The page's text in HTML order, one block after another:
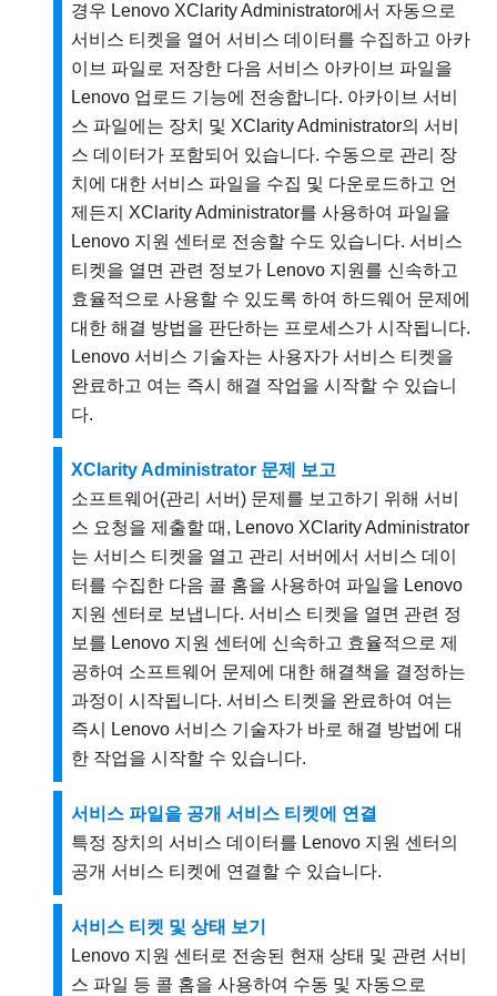
경우 Lenovo XClarity Administrator에서 자동으로
서비스 티켓을 열어 서비스 데이터를 수집하고 아카
이브 파일로 저장한 다음 서비스 아카이브 파일을
Lenovo 업로드 기능에 전송합니다. 아카이브 서비
스 파일에는 장치 및 XClarity Administrator의 서비
스 데이터가 포함되어 있습니다. 수동으로 관리 장
치에 대한 서비스 파일을 수집 및 다운로드하고 언
제든지 XClarity Administrator를 사용하여 파일을
Lenovo 지원 센터 로 전송할 수도 있습니다. 서비스
티켓을 열면 관련 정보가 Lenovo 지원 를 신속하고
효율적으로 사용할 수 있도록 하여 하드웨어 문제에
대한 해결 방법을 판단하는 프로세스가 시작됩니다.
Lenovo 서비스 기술자는 사용자가 서비스 티켓을
완료하고 여는 즉시 해결 작업을 시작할 수 있습니
다.
XClarity Administrator 문제 보고
소프트웨어(관리 서버) 문제를 보고하기 위해 서비
스 요청을 제출할 때, Lenovo XClarity Administrator
는 서비스 티켓을 열고 관리 서버에서 서비스 데이
터를 수집한 다음 콜 홈을 사용하여 파일을 Lenovo
지원 센터로 보냅니다. 서비스 티켓을 열면 관련 정
보를 Lenovo 지원 센터에 신속하고 효율적으로 제
공하여 소프트웨어 문제에 대한 해결책을 결정하는
과정이 시작됩니다. 서비스 티켓을 완료하여 여는
즉시 Lenovo 서비스 기술자가 바로 해결 방법에 대
한 작업을 시작할 수 있습니다.
서비스 파일을 공개 서비스 티켓에 연결
특정 장치의 서비스 데이터를 Lenovo 지원 센터 의
공개 서비스 티켓에 연결할 수 있습니다.
서비스 티켓 및 상태 보기
Lenovo 지원 센터 로 전송된 현재 상태 및 관련 서비
스 파일 등 콜 홈을 사용하여 수동 및 자동으로